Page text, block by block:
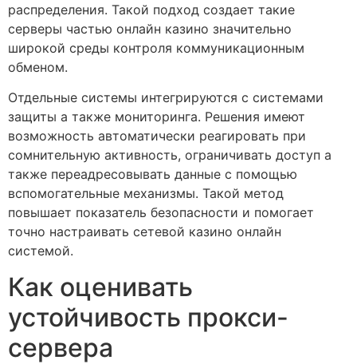
распределения. Такой подход создает такие
серверы частью онлайн казино значительно
широкой среды контроля коммуникационным
обменом.
Отдельные системы интегрируются с системами
защиты а также мониторинга. Решения имеют
возможность автоматически реагировать при
сомнительную активность, ограничивать доступ а
также переадресовывать данные с помощью
вспомогательные механизмы. Такой метод
повышает показатель безопасности и помогает
точно настраивать сетевой казино онлайн
системой.
Как оценивать
устойчивость прокси-
сервера